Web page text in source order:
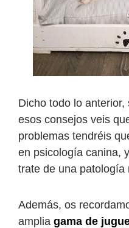
Dicho todo lo
esos consejos veis
problemas tendréis
en psicología canina,
trate de una patología
Además, os
amplia gama de